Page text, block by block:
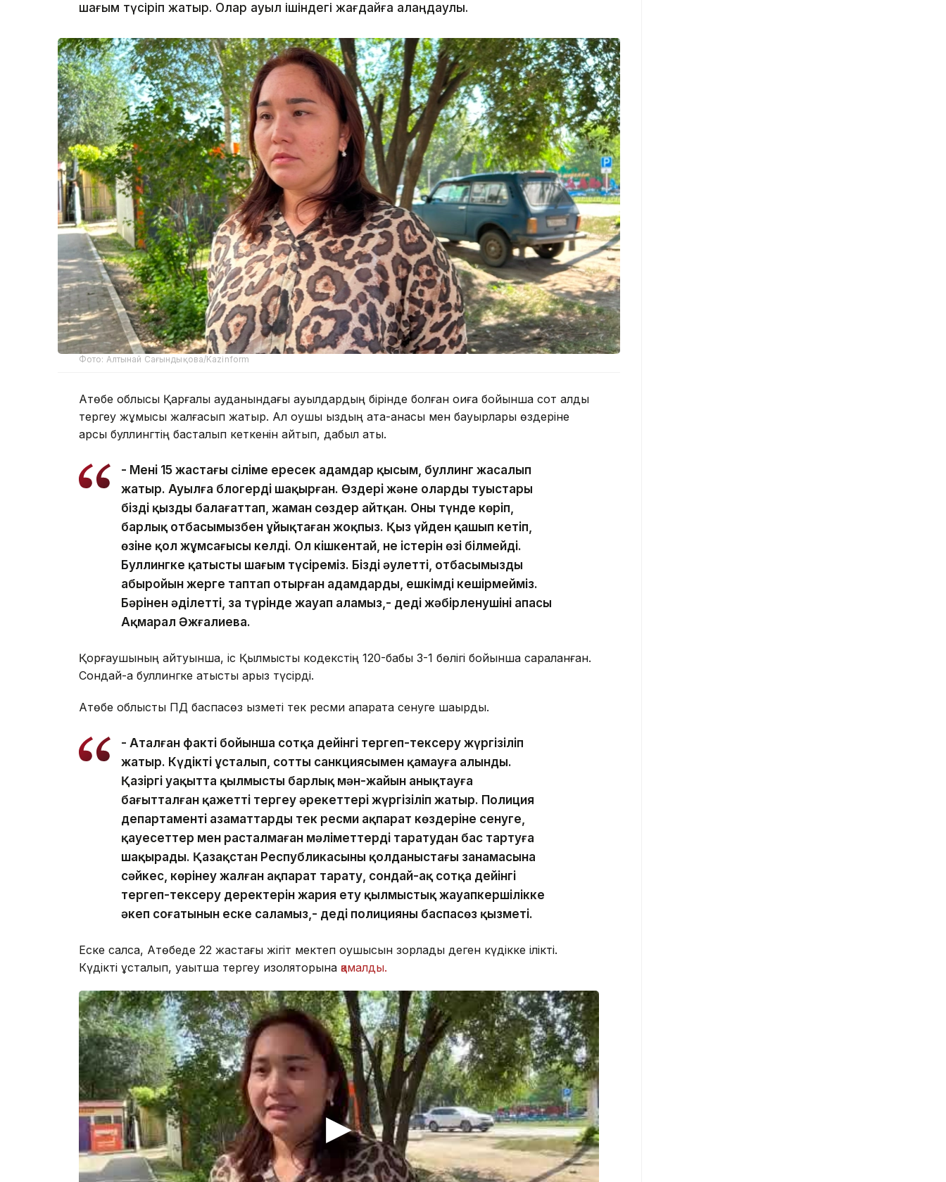
шағым түсіріп жатыр. Олар ауыл ішіндегі жағдайға алаңдаулы.
Фото: Алтынай Сағындықова/Kazinform
Ақтөбе облысы Қарғалы ауданындағы ауылдардың бірінде болған оқиға бойынша сот алды
тергеу жұмысы жалғасып жатыр. Ал оқушы қыздың ата-анасы мен бауырлары өздеріне
қарсы буллингтің басталып кеткенін айтып, дабыл қақты.
- Менің 15 жастағы сіңліме ересек адамдар қысым, буллинг жасалып
жатыр. Ауылға блогерді шақырған. Өздері және олардың туыстары
біздің қызды балағаттап, жаман сөздер айтқан. Оны түнде көріп,
барлық отбасымызбен ұйықтаған жоқпыз. Қыз үйден қашып кетіп,
өзіне қол жұмсағысы келді. Ол кішкентай, не істерін өзі білмейді.
Буллингке қатысты шағым түсіреміз. Біздің әулеттің, отбасымыздың
абыройын жерге таптап отырған адамдарды, ешкімді кешірмейміз.
Бәрінен әділетті, заң түрінде жауап аламыз,- деді жәбірленушінің апасы
Ақмарал Әжғалиева.
Қорғаушының айтуынша, іс Қылмыстық кодекстің 120-бабы 3-1 бөлігі бойынша сараланған.
Сондай-ақ буллингке қатысты арыз түсірді.
Ақтөбе облыстық ПД баспасөз қызметі тек ресми ақпаратқа сенуге шақырды.
- Аталған факті бойынша сотқа дейінгі тергеп-тексеру жүргізіліп
жатыр. Күдікті ұсталып, соттың санкциясымен қамауға алынды.
Қазіргі уақытта қылмыстың барлық мән-жайын анықтауға
бағытталған қажетті тергеу әрекеттері жүргізіліп жатыр. Полиция
департаменті азаматтарды тек ресми ақпарат көздеріне сенуге,
қауесеттер мен расталмаған мәліметтерді таратудан бас тартуға
шақырады. Қазақстан Республикасының қолданыстағы заңнамасына
сәйкес, көрінеу жалған ақпарат тарату, сондай-ақ сотқа дейінгі
тергеп-тексеру деректерін жария ету қылмыстық жауапкершілікке
әкеп соғатынын еске саламыз,- деді полицияның баспасөз қызметі.
Еске салсақ, Ақтөбеде 22 жастағы жігіт мектеп оқушысын зорлады деген күдікке ілікті.
Күдікті ұсталып, уақытша тергеу изоляторына қамалды.